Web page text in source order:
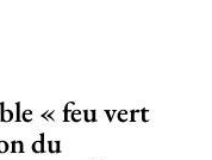
« feu vert
du